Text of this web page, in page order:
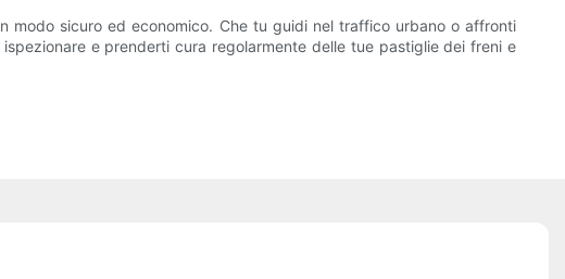
modo sicuro ed economico. Che tu guidi nel traffico urbano o affronti
e prenderti cura regolarmente delle tue pastiglie dei freni e